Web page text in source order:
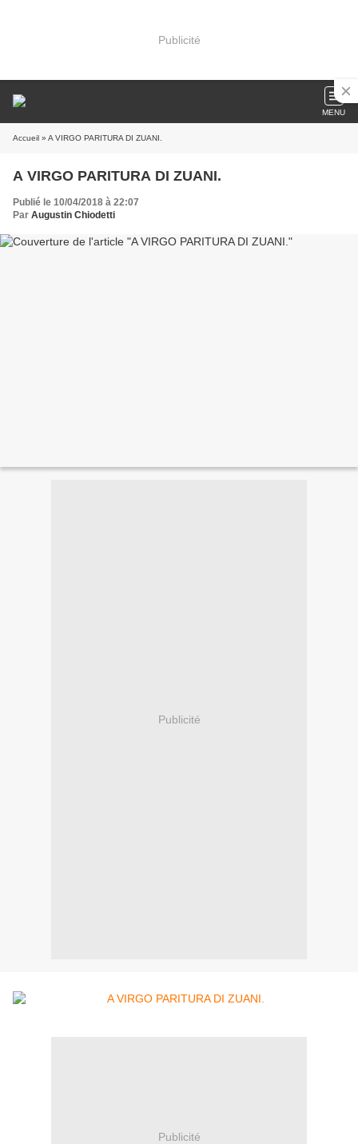
Publicité
MENU
Accueil » A VIRGO PARITURA DI ZUANI.
A VIRGO PARITURA DI ZUANI.
Publié le 10/04/2018 à 22:07
Par Augustin Chiodetti
Publicité
Publicité